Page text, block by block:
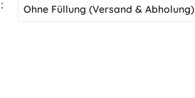
Ohne Füllung (Versand & Abholung)